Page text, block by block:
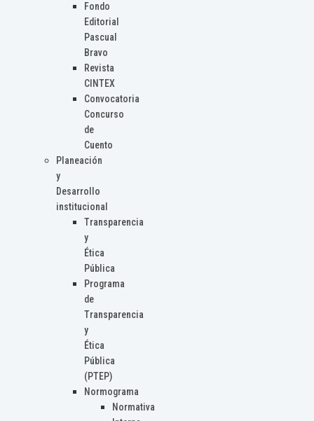
Fondo
Editorial
Pascual
Bravo
Revista
CINTEX
Convocatoria
Concurso
de
Cuento
Planeación
y
Desarrollo
institucional
Transparencia
y
Ética
Pública
Programa
de
Transparencia
y
Ética
Pública
(PTEP)
Normograma
Normativa